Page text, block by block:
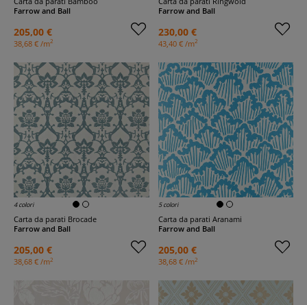
Farrow and Ball
205,00 €
38,68 € /m2
Farrow and Ball
230,00 €
43,40 € /m2
4 colori
Carta da parati Brocade
Farrow and Ball
205,00 €
38,68 € /m2
5 colori
Carta da parati Aranami
Farrow and Ball
205,00 €
38,68 € /m2